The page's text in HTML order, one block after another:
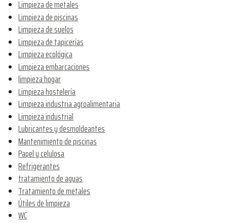
Limpieza de metales
Limpieza de piscinas
Limpieza de suelos
Limpieza de tapicerías
Limpieza ecológica
Limpieza embarcaciones
limpieza hogar
Limpieza hostelería
Limpieza industria agroalimentaria
Limpieza industrial
Lubricantes y desmoldeantes
Mantenimiento de piscinas
Papel y celulosa
Refrigerantes
tratamiento de aguas
Tratamiento de metales
Útiles de limpieza
WC